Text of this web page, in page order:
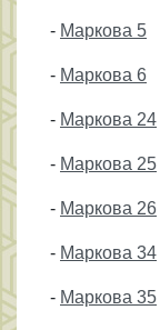
- Маркова 5
- Маркова 6
- Маркова 24
- Маркова 25
- Маркова 26
- Маркова 34
- Маркова 35